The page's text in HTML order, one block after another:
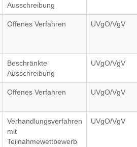
Ausschreibung
Offenes Verfahren UVgO/VgV
Beschränkte
Ausschreibung
UVgO/VgV
Offenes Verfahren UVgO/VgV
Verhandlungsverfahren
mit
Teilnahmewettbewerb
UVgO/VgV